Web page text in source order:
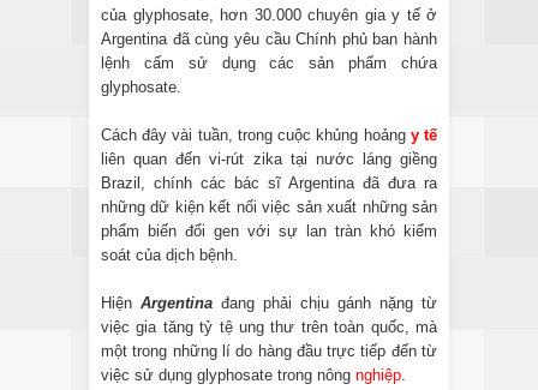
của glyphosate, hơn 30.000 chuyên gia y tế ở
Argentina đã cùng yêu cầu Chính phủ ban hành
lệnh cấm sử dụng các sản phẩm chứa
glyphosate.
Cách đây vài tuần, trong cuộc khủng hoảng y tế
liên quan đến vi-rút zika tại nước láng giềng
Brazil, chính các bác sĩ Argentina đã đưa ra
những dữ kiện kết nối việc sản xuất những sản
phẩm biến đổi gen với sự lan tràn khó kiểm
soát của dịch bệnh.
Hiện Argentina đang phải chịu gánh nặng từ
việc gia tăng tỷ tệ ung thư trên toàn quốc, mà
một trong những lí do hàng đầu trực tiếp đến từ
việc sử dụng glyphosate trong nông nghiệp